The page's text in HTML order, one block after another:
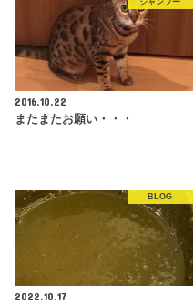
2016.10.22
またまたお願い・・・
BLOG
2022.10.17